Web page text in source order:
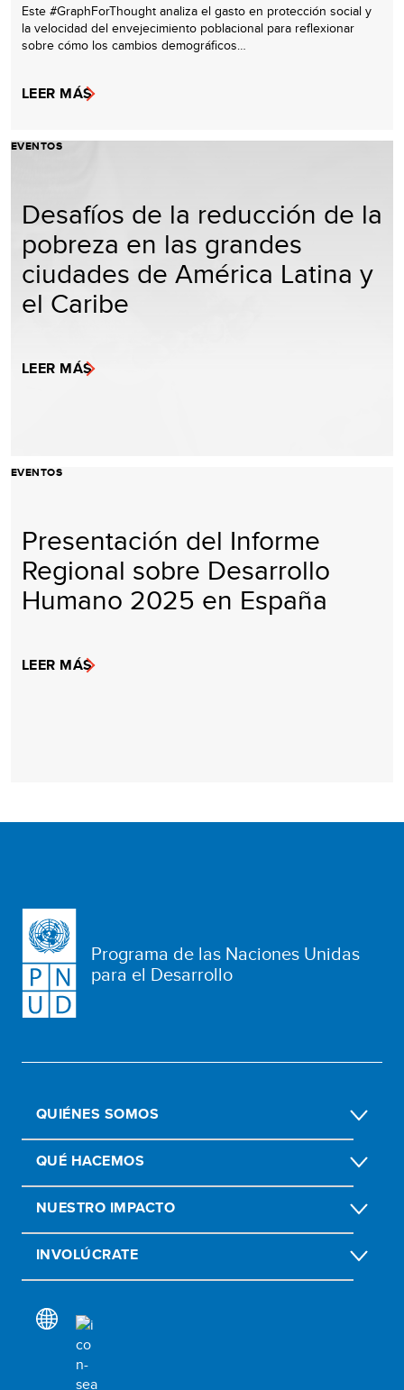
Este #GraphForThought analiza el gasto en protección social y
la velocidad del envejecimiento poblacional para reflexionar
sobre cómo los cambios demográficos…
LEER MÁS
EVENTOS
Desafíos de la reducción de la
pobreza en las grandes
ciudades de América Latina y
el Caribe
LEER MÁS
EVENTOS
Presentación del Informe
Regional sobre Desarrollo
Humano 2025 en España
LEER MÁS
Programa de las Naciones Unidas
para el Desarrollo
QUIÉNES SOMOS
QUÉ HACEMOS
NUESTRO IMPACTO
INVOLÚCRATE